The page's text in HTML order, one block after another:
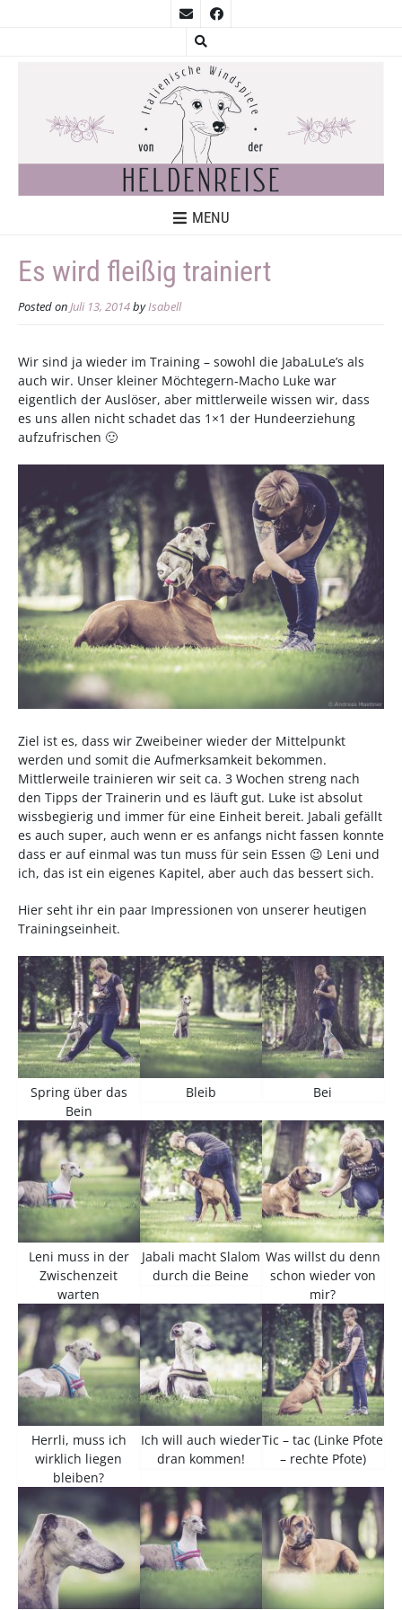
MENU
Es wird fleißig trainiert
Posted onJuli 13, 2014byIsabell
Wir sind ja wieder im Training – sowohl die JabaLuLe’s als
auch wir. Unser kleiner Möchtegern-Macho Luke war
eigentlich der Auslöser, aber mittlerweile wissen wir, dass
es uns allen nicht schadet das 1×1 der Hundeerziehung
aufzufrischen 🙂
Ziel ist es, dass wir Zweibeiner wieder der Mittelpunkt
werden und somit die Aufmerksamkeit bekommen.
Mittlerweile trainieren wir seit ca. 3 Wochen streng nach
den Tipps der Trainerin und es läuft gut. Luke ist absolut
wissbegierig und immer für eine Einheit bereit. Jabali gefällt
es auch super, auch wenn er es anfangs nicht fassen konnte
dass er auf einmal was tun muss für sein Essen 😉 Leni und
ich, das ist ein eigenes Kapitel, aber auch das bessert sich.
Hier seht ihr ein paar Impressionen von unserer heutigen
Trainingseinheit.
Spring über das
Bein
Bleib Bei
Leni muss in der
Zwischenzeit
warten
Jabali macht Slalom
durch die Beine
Was willst du denn
schon wieder von
mir?
Herrli, muss ich
wirklich liegen
bleiben?
Ich will auch wieder
dran kommen!
Tic – tac (Linke Pfote
– rechte Pfote)